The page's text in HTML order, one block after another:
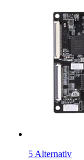
5 Alternativ